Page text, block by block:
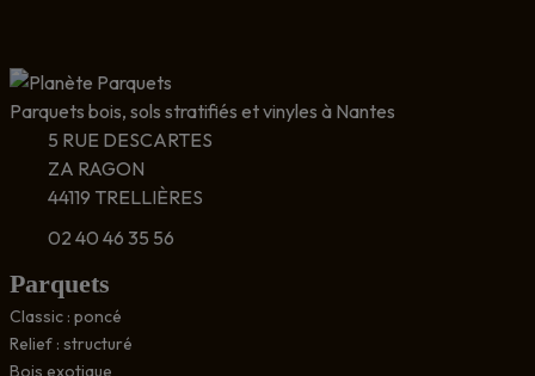
Parquets bois, sols stratifiés et vinyles à Nantes
5 RUE DESCARTES
ZA RAGON
44119 TRELLIÈRES
02 40 46 35 56
Parquets
Classic : poncé
Relief : structuré
Bois exotique